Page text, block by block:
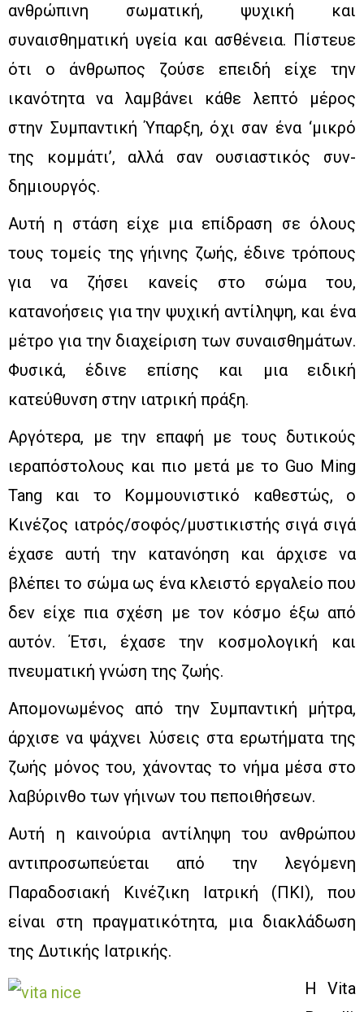
ανθρώπινη σωματική, ψυχική και
συναισθηματική υγεία και ασθένεια. Πίστευε
ότι ο άνθρωπος ζούσε επειδή είχε την
ικανότητα να λαμβάνει κάθε λεπτό μέρος
στην Συμπαντική Ύπαρξη, όχι σαν ένα ‘μικρό
της κομμάτι’, αλλά σαν ουσιαστικός συν-
δημιουργός.
Αυτή η στάση είχε μια επίδραση σε όλους
τους τομείς της γήινης ζωής, έδινε τρόπους
για να ζήσει κανείς στο σώμα του,
κατανοήσεις για την ψυχική αντίληψη, και ένα
μέτρο για την διαχείριση των συναισθημάτων.
Φυσικά, έδινε επίσης και μια ειδική
κατεύθυνση στην ιατρική πράξη.
Αργότερα, με την επαφή με τους δυτικούς
ιεραπόστολους και πιο μετά με το Guo Ming
Tang και το Κομμουνιστικό καθεστώς, ο
Κινέζος ιατρός/σοφός/μυστικιστής σιγά σιγά
έχασε αυτή την κατανόηση και άρχισε να
βλέπει το σώμα ως ένα κλειστό εργαλείο που
δεν είχε πια σχέση με τον κόσμο έξω από
αυτόν. Έτσι, έχασε την κοσμολογική και
πνευματική γνώση της ζωής.
Απομονωμένος από την Συμπαντική μήτρα,
άρχισε να ψάχνει λύσεις στα ερωτήματα της
ζωής μόνος του, χάνοντας το νήμα μέσα στο
λαβύρινθο των γήινων του πεποιθήσεων.
Αυτή η καινούρια αντίληψη του ανθρώπου
αντιπροσωπεύεται από την λεγόμενη
Παραδοσιακή Κινέζικη Ιατρική (ΠΚΙ), που
είναι στη πραγματικότητα, μια διακλάδωση
της Δυτικής Ιατρικής.
H Vita